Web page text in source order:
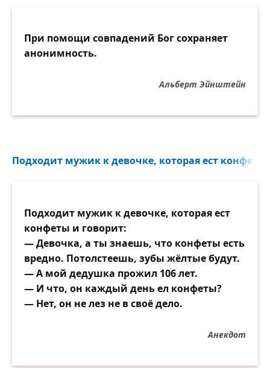
При помощи совпадений Бог сохраняет
анонимность.
Альберт Эйнштейн
Подходит мужик к девочке, которая ест
Подходит мужик к девочке, которая ест
конфеты и говорит:
— Девочка, а ты знаешь, что конфеты есть
вредно. Потолстеешь, зубы жёлтые будут.
— А мой дедушка прожил 106 лет.
— И что, он каждый день ел конфеты?
— Нет, он не лез не в своё дело.
Анекдот